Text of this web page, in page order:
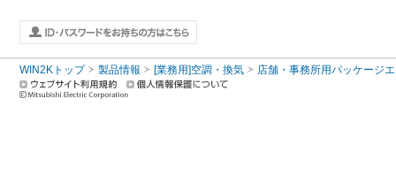
WIN2Kトップ 製品情報 [業務用]空調・換気 店舗・事務所用パッケージ